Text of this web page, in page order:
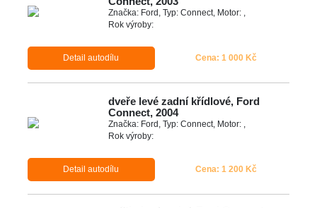
Značka: Ford, Typ: Connect, Motor: ,
Rok výroby:
Detail autodílu Cena: 1 000 Kč
dveře levé zadní křídlové, Ford
Connect, 2004
Značka: Ford, Typ: Connect, Motor: ,
Rok výroby:
Detail autodílu Cena: 1 200 Kč